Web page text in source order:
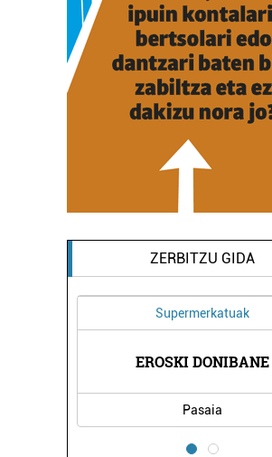
ZERBITZU GIDA
Supermerkatuak
EROSKI DONIBANE
Pasaia